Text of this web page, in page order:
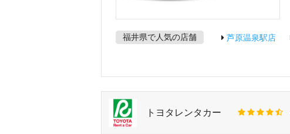
福井県で人気の店舗 芦原温泉駅店
トヨタレンタカー